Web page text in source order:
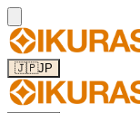
🇯🇵JP